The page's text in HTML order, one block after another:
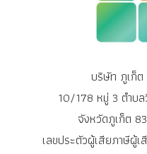
บริษัท ภูเก็
10/178 หมู่ 3 ตำบล
จังหวัดภูเก็ต
เลขประตัวผู้เสียภาษีผู้